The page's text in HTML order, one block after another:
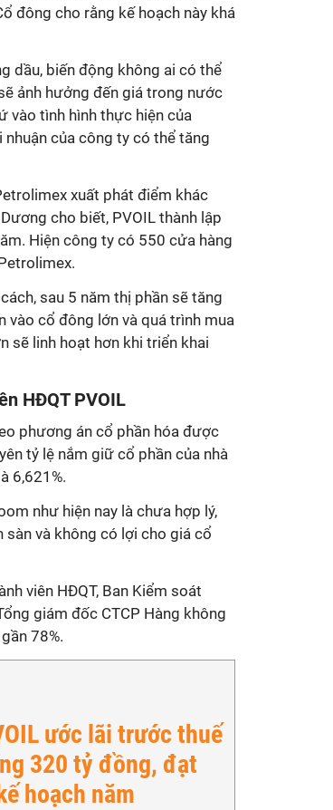
đông cho rằng kế hoạch này khá
dầu, biến động không ai có thể
ảnh hưởng đến giá trong nước
vào tình hình thực hiện của
của công ty có thể tăng
xuất phát điểm khác
cho biết, PVOIL thành lập
Hiện công ty có 550 cửa hàng
sau 5 năm thị phần sẽ tăng
vào cổ đông lớn và quá trình mua
sẽ linh hoạt hơn khi triển khai
HĐQT PVOIL
phương án cổ phần hóa được
tỷ lệ nắm giữ cổ phần của nhà
6,621%.
như hiện nay là chưa hợp lý,
sàn và không có lợi cho giá cổ
viên HĐQT, Ban Kiểm soát
giám đốc CTCP Hàng không
78%.
ước lãi trước thuế
320 tỷ đồng, đạt
hoạch năm